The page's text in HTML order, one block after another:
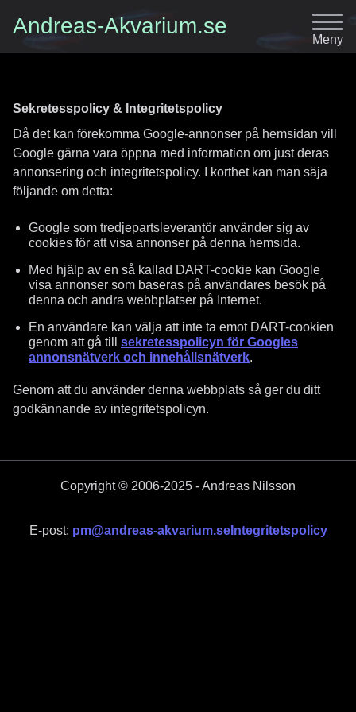
Andreas-Akvarium.se
Meny
Sekretesspolicy & Integritetspolicy
Då det kan förekomma Google-annonser på hemsidan vill
Google gärna vara öppna med information om just deras
annonsering och integritetspolicy. I korthet kan man säja
följande om detta:
Google som tredjepartsleverantör använder sig av
cookies för att visa annonser på denna hemsida.
Med hjälp av en så kallad DART-cookie kan Google
visa annonser som baseras på användares besök på
denna och andra webbplatser på Internet.
En användare kan välja att inte ta emot DART-cookien
genom att gå till
sekretesspolicyn för Googles
annonsnätverk och innehållsnätverk.
Genom att du använder denna webbplats så ger du ditt
godkännande av integritetspolicyn.
Copyright © 2006-2025 - Andreas Nilsson
E-post: pm@andreas-akvarium.seIntegritetspolicy